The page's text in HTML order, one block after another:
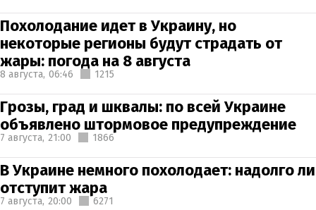
Похолодание идет в Украину, но
некоторые регионы будут страдать от
жары: погода на 8 августа
8 августа, 06:46 1215
Грозы, град и шквалы: по всей Украине
объявлено штормовое предупреждение
7 августа, 21:00 1866
В Украине немного похолодает: надолго ли
отступит жара
7 августа, 20:00 6271